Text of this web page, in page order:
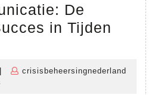
De
in Tijden
crisisbeheersingnederland